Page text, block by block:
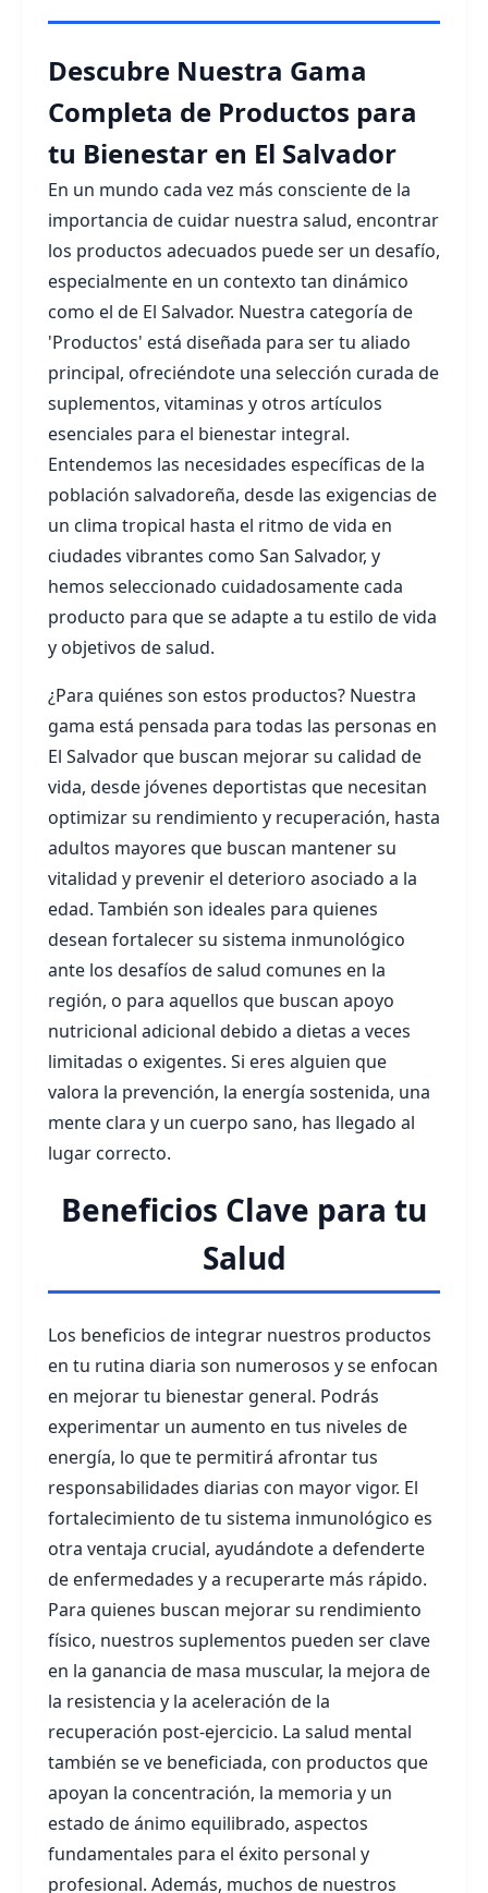
Descubre Nuestra Gama
Completa de Productos para
tu Bienestar en El Salvador
En un mundo cada vez más consciente de la
importancia de cuidar nuestra salud, encontrar
los productos adecuados puede ser un desafío,
especialmente en un contexto tan dinámico
como el de El Salvador. Nuestra categoría de
'Productos' está diseñada para ser tu aliado
principal, ofreciéndote una selección curada de
suplementos, vitaminas y otros artículos
esenciales para el bienestar integral.
Entendemos las necesidades específicas de la
población salvadoreña, desde las exigencias de
un clima tropical hasta el ritmo de vida en
ciudades vibrantes como San Salvador, y
hemos seleccionado cuidadosamente cada
producto para que se adapte a tu estilo de vida
y objetivos de salud.
¿Para quiénes son estos productos? Nuestra
gama está pensada para todas las personas en
El Salvador que buscan mejorar su calidad de
vida, desde jóvenes deportistas que necesitan
optimizar su rendimiento y recuperación, hasta
adultos mayores que buscan mantener su
vitalidad y prevenir el deterioro asociado a la
edad. También son ideales para quienes
desean fortalecer su sistema inmunológico
ante los desafíos de salud comunes en la
región, o para aquellos que buscan apoyo
nutricional adicional debido a dietas a veces
limitadas o exigentes. Si eres alguien que
valora la prevención, la energía sostenida, una
mente clara y un cuerpo sano, has llegado al
lugar correcto.
Beneficios Clave para tu
Salud
Los beneficios de integrar nuestros productos
en tu rutina diaria son numerosos y se enfocan
en mejorar tu bienestar general. Podrás
experimentar un aumento en tus niveles de
energía, lo que te permitirá afrontar tus
responsabilidades diarias con mayor vigor. El
fortalecimiento de tu sistema inmunológico es
otra ventaja crucial, ayudándote a defenderte
de enfermedades y a recuperarte más rápido.
Para quienes buscan mejorar su rendimiento
físico, nuestros suplementos pueden ser clave
en la ganancia de masa muscular, la mejora de
la resistencia y la aceleración de la
recuperación post-ejercicio. La salud mental
también se ve beneficiada, con productos que
apoyan la concentración, la memoria y un
estado de ánimo equilibrado, aspectos
fundamentales para el éxito personal y
profesional. Además, muchos de nuestros